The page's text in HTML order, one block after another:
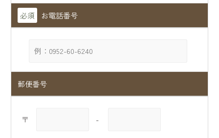
必須 お電話番号
郵便番号
〒 -